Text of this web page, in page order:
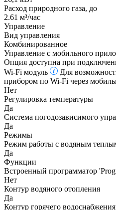
Расход природного газа, до
2.61 м³/час
Управление
Вид управления
Комбинированное
Управление c мобильного
Опция доступна при
Wi-Fi модуль
Для
прибором по Wi-Fi через
Нет
Регулировка температуры
Да
Система погодозависимого
Да
Режимы
Режим работы с водяным
Да
Функции
Встроенный программатор
Нет
Контур водяного отопления
Да
Контур горячего